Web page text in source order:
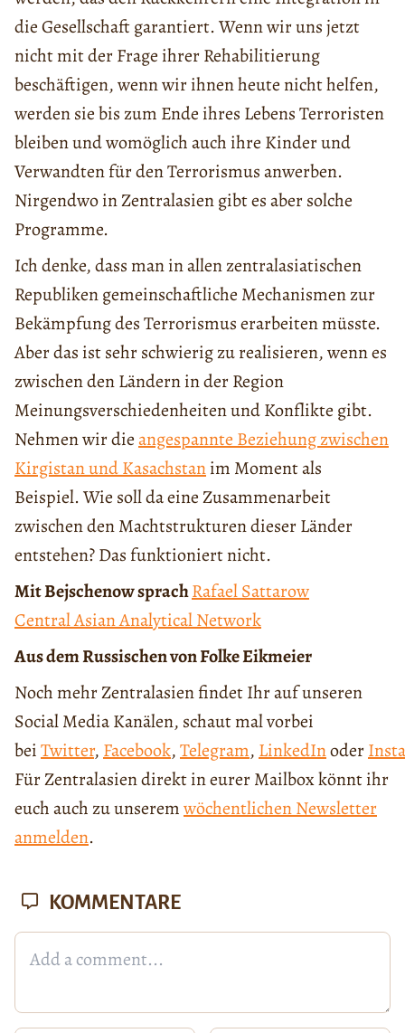
die Gesellschaft garantiert. Wenn wir uns jetzt
nicht mit der Frage ihrer Rehabilitierung
beschäftigen, wenn wir ihnen heute nicht helfen,
werden sie bis zum Ende ihres Lebens Terroristen
bleiben und womöglich auch ihre Kinder und
Verwandten für den Terrorismus anwerben.
Nirgendwo in Zentralasien gibt es aber solche
Programme.
Ich denke, dass man in allen zentralasiatischen
Republiken gemeinschaftliche Mechanismen zur
Bekämpfung des Terrorismus erarbeiten müsste.
Aber das ist sehr schwierig zu realisieren, wenn es
zwischen den Ländern in der Region
Meinungsverschiedenheiten und Konflikte gibt.
Nehmen wir dieangespannte Beziehung zwischen
Kirgistan und Kasachstanim Moment als
Beispiel. Wie soll da eine Zusammenarbeit
zwischen den Machtstrukturen dieser Länder
entstehen? Das funktioniert nicht.
Mit Bejschenow sprachRafael Sattarow
Central Asian Analytical Network
Aus dem Russischen von Folke Eikmeier
Noch mehr Zentralasien findet Ihr auf unseren
Social Media Kanälen, schaut mal vorbei
beiTwitter, Facebook,Telegram, LinkedInoder
Für Zentralasien direkt in eurer Mailbox könnt ihr
euch auch zu unseremwöchentlichen Newsletter
anmelden.
KOMMENTARE